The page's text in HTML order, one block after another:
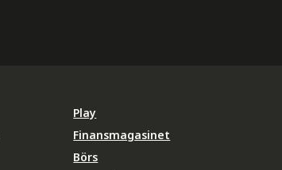
Play
Finansmagasinet
Börs